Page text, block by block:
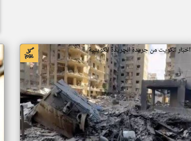
اخبار الكويت من جريدة الجريدة الكويتية